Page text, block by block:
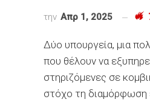
την Απρ 1, 2025
Δύο υπουργεία, μια
που θέλουν να
στηριζόμενες σε
στόχο τη διαμόρφωση